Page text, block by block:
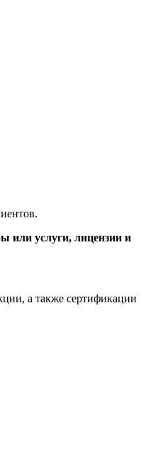
или услуги, лицензии и
а также сертификации